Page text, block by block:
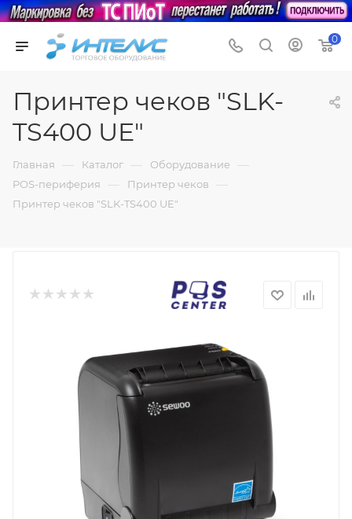
0
Принтер чеков "SLK-
TS400 UE"
Главная — Каталог — Оборудование —
POS-периферия — Принтер чеков —
Принтер чеков "SLK-TS400 UE"